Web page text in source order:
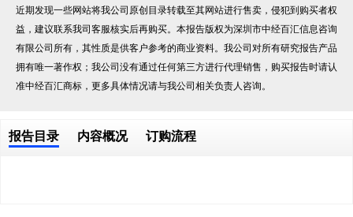
近期发现一些网站将我公司原创目录转载至其网站进行售卖，侵犯到购买者权
益，建议联系我司客服核实后再购买。本报告版权为深圳市中经百汇信息咨询
有限公司所有，其性质是供客户参考的商业资料。我公司对所有研究报告产品
拥有唯一著作权；我公司没有通过任何第三方进行代理销售，购买报告时请认
准中经百汇商标，更多具体情况请与我公司相关负责人咨询。
报告目录 内容概况 订购流程